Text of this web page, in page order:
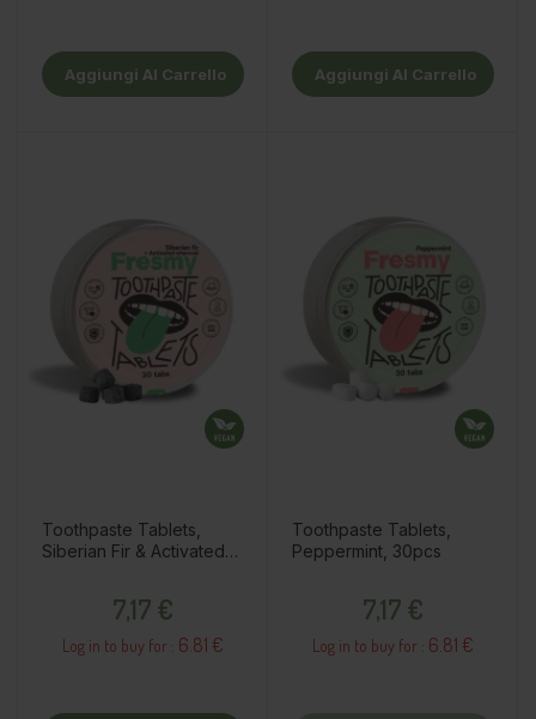
Aggiungi Al Carrello Aggiungi Al Carrello
Toothpaste Tablets,
Siberian Fir & Activated
7,17 €
Log in to buy for : 6.81 €
Toothpaste Tablets,
Peppermint, 30pcs
7,17 €
Log in to buy for : 6.81 €